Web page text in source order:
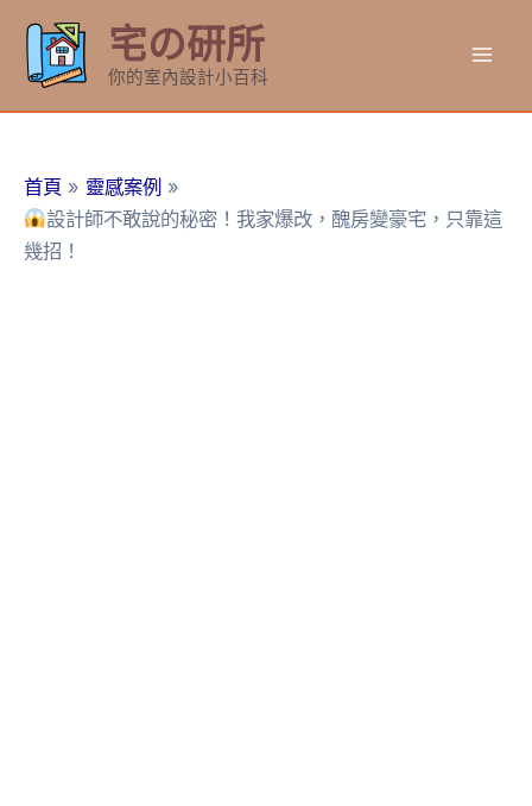
要
宅の研所
你的室內設計小百科
首頁
靈感案例
設計師不敢說的秘密！我家爆改，醜房變豪宅，只靠這
幾招！